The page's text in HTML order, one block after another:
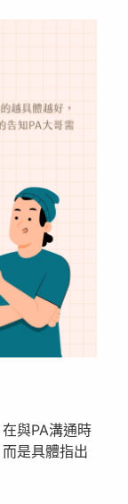
與PA溝通時
是具體指出